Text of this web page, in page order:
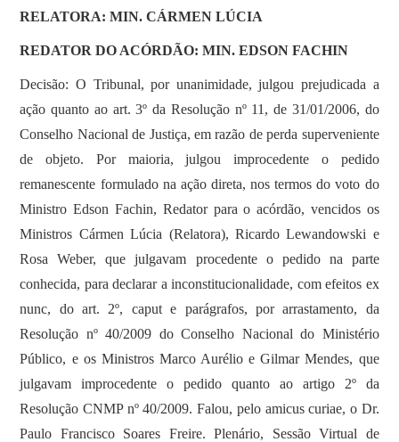
RELATORA: MIN. CÁRMEN LÚCIA
REDATOR DO ACÓRDÃO: MIN. EDSON FACHIN
Decisão: O Tribunal, por unanimidade, julgou prejudicada a
ação quanto ao art. 3º da Resolução nº 11, de 31/01/2006, do
Conselho Nacional de Justiça, em razão de perda superveniente
de objeto. Por maioria, julgou improcedente o pedido
remanescente formulado na ação direta, nos termos do voto do
Ministro Edson Fachin, Redator para o acórdão, vencidos os
Ministros Cármen Lúcia (Relatora), Ricardo Lewandowski e
Rosa Weber, que julgavam procedente o pedido na parte
conhecida, para declarar a inconstitucionalidade, com efeitos ex
nunc, do art. 2º, caput e parágrafos, por arrastamento, da
Resolução nº 40/2009 do Conselho Nacional do Ministério
Público, e os Ministros Marco Aurélio e Gilmar Mendes, que
julgavam improcedente o pedido quanto ao artigo 2º da
Resolução CNMP nº 40/2009. Falou, pelo amicus curiae, o Dr.
Paulo Francisco Soares Freire. Plenário, Sessão Virtual de